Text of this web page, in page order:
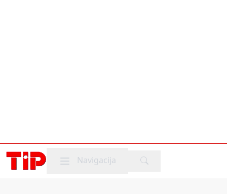
Mobile menu
Navigacija